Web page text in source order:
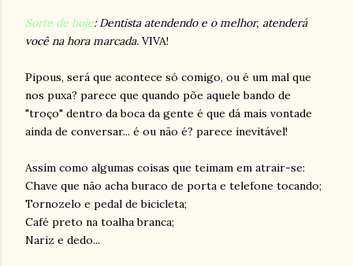
Sorte de hoje: Dentista atendendo e o melhor, atenderá
você na hora marcada. VIVA!
Pipous, será que acontece só comigo, ou é um mal que
nos puxa? parece que quando põe aquele bando de
"troço" dentro da boca da gente é que dá mais vontade
ainda de conversar... é ou não é? parece inevitável!
Assim como algumas coisas que teimam em atrair-se:
Chave que não acha buraco de porta e telefone tocando;
Tornozelo e pedal de bicicleta;
Café preto na toalha branca;
Nariz e dedo...